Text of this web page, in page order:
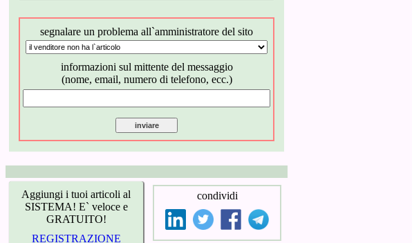
segnalare un problema all`amministratore del sito
informazioni sul mittente del messaggio
(nome, email, numero di telefono, ecc.)
Aggiungi i tuoi articoli al
SISTEMA! E` veloce e
GRATUITO!
REGISTRAZIONE
condividi